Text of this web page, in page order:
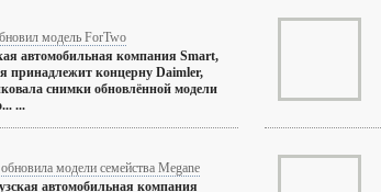
модель ForTwo
автомобильная компания Smart,
принадлежит концерну Daimler,
снимки обновлённой модели
...
модели семейства Megane
автомобильная компания